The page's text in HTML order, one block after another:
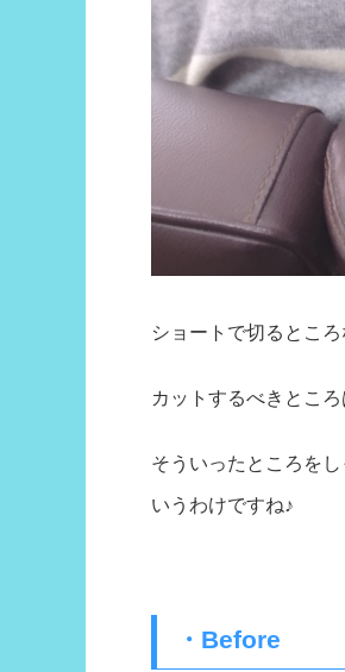
ショートで切るとこ
カットするべきとこ
そういったところを
いうわけですね♪
・Before